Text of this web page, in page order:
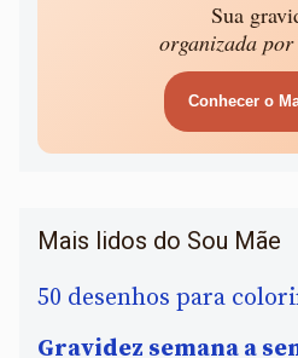
Sua
organizada
Conhecer o
Mais lidos do Sou Mãe
50 desenhos para
Gravidez semana a